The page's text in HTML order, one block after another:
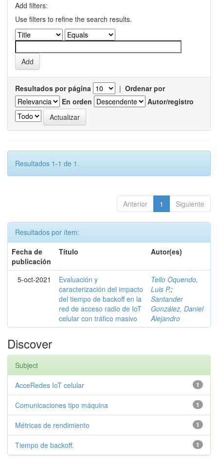
Add filters:
Use filters to refine the search results.
Resultados por página | Ordenar por
En orden
Autor/registro
Resultados 1-1 de 1.
Anterior 1 Siguiente
Resultados por ítem:
Fecha de
publicación
Título Autor(es)
5-oct-2021
Evaluación y
caracterización del impacto
del tiempo de backoff en la
red de acceso radio de IoT
celular con tráfico masivo
Tello Oquendo,
Luis P.;
Santander
González, Daniel
Alejandro
Discover
Subject
1
AcceRedes IoT celular
1
Comunicaciones tipo máquina
1
Métricas de rendimiento
1
Tiempo de backoff.